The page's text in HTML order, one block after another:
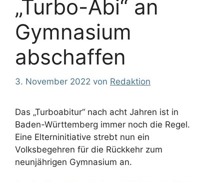
„Turbo-Abi“ an
Gymnasium
abschaffen
3. November 2022 von Redaktion
Das „Turboabitur“ nach acht Jahren ist in
Baden-Württemberg immer noch die Regel.
Eine Elterninitiative strebt nun ein
Volksbegehren für die Rückkehr zum
neunjährigen Gymnasium an.